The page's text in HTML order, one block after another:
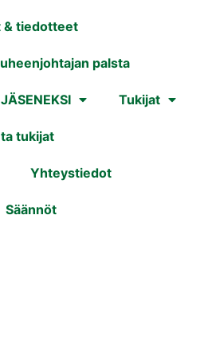
& tiedotteet
palsta
Tukijat
tukijat
Yhteystiedot
Säännöt